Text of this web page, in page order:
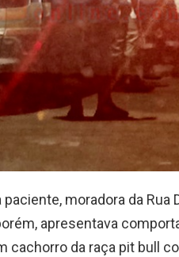
moradora da Rua
apresentava
cachorro da raça pit bull